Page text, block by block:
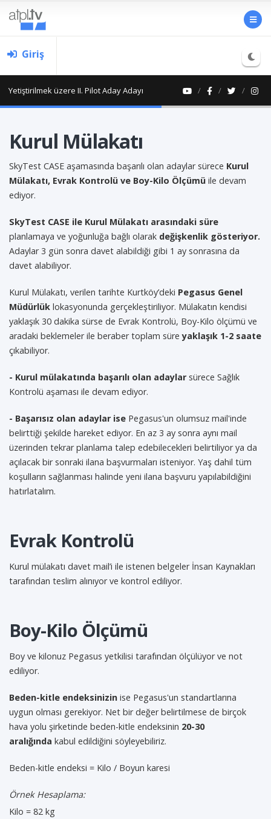
Giriş
Yetiştirilmek üzere II. Pilot Aday Adayı
Kurul Mülakatı
SkyTest CASE aşamasında başarılı olan adaylar sürece Kurul
Mülakatı, Evrak Kontrolü ve Boy-Kilo Ölçümü ile devam
ediyor.
SkyTest CASE ile Kurul Mülakatı arasındaki süre
planlamaya ve yoğunluğa bağlı olarak değişkenlik gösteriyor.
Adaylar 3 gün sonra davet alabildiği gibi 1 ay sonrasına da
davet alabiliyor.
Kurul Mülakatı, verilen tarihte Kurtköy’deki Pegasus Genel
Müdürlük lokasyonunda gerçekleştiriliyor. Mülakatın kendisi
yaklaşık 30 dakika sürse de Evrak Kontrolü, Boy-Kilo ölçümü ve
aradaki beklemeler ile beraber toplam süreyaklaşık 1-2 saate
çıkabiliyor.
- Kurul mülakatında başarılı olan adaylar sürece Sağlık
Kontrolü aşaması ile devam ediyor.
- Başarısız olan adaylar ise Pegasus'un olumsuz mail'inde
belirttiği şekilde hareket ediyor. En az 3 ay sonra aynı mail
üzerinden tekrar planlama talep edebilecekleri belirtiliyor ya da
açılacak bir sonraki ilana başvurmaları isteniyor. Yaş dahil tüm
koşulların sağlanması halinde yeni ilana başvuru yapılabildiğini
hatırlatalım.
Evrak Kontrolü
Kurul mülakatı davet mail’i ile istenen belgeler İnsan Kaynakları
tarafından teslim alınıyor ve kontrol ediliyor.
Boy-Kilo Ölçümü
Boy ve kilonuz Pegasus yetkilisi tarafından ölçülüyor ve not
ediliyor.
Beden-kitle endeksinizin ise Pegasus'un standartlarına
uygun olması gerekiyor. Net bir değer belirtilmese de birçok
hava yolu şirketinde beden-kitle endeksinin 20-30
aralığında kabul edildiğini söyleyebiliriz.
Beden-kitle endeksi = Kilo / Boyun karesi
Örnek Hesaplama:
Kilo = 82 kg